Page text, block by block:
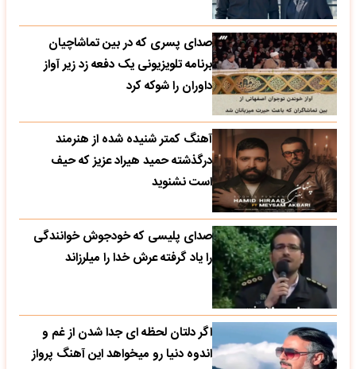
صدای پسری که در بین تماشاچیان
برنامه تلویزیونی یک دفعه زد زیر آواز
داوران را شوکه کرد
آهنگ کمتر شنیده شده از هنرمند
درگذشته حمید هیراد عزیز که حیف
است نشنوید
صدای پلیسی که خودجوش خوانندگی
را یاد گرفته عرش خدا را میلرزاند
اگر دلتان لحظه ای جدا شدن از غم و
اندوه دنیا رو میخواهد این آهنگ پرواز